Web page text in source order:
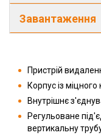
Завантаження
Пристрій
Корпус із
Внутрішнє
Регульоване
вертикальну